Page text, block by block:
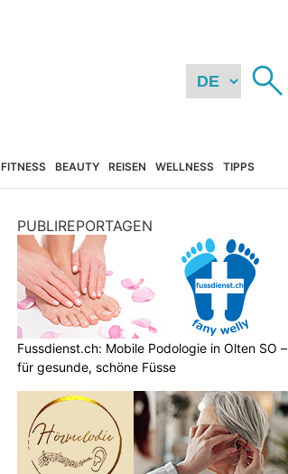
FITNESS BEAUTY REISEN WELLNESS TIPPS
PUBLIREPORTAGEN
Fussdienst.ch: Mobile Podologie in Olten SO –
für gesunde, schöne Füsse